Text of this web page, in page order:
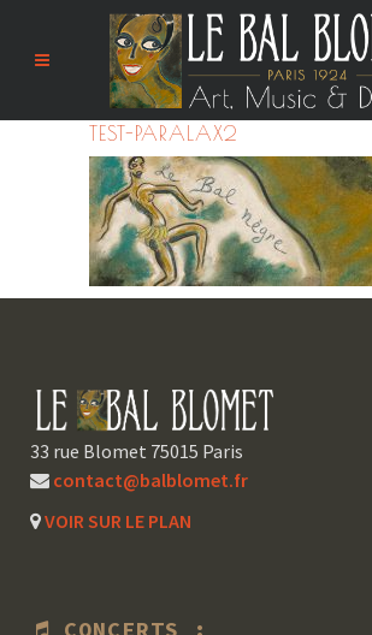
TEST-PARALAX2
33 rue Blomet 75015 Paris
contact@balblomet.fr
VOIR SUR LE PLAN